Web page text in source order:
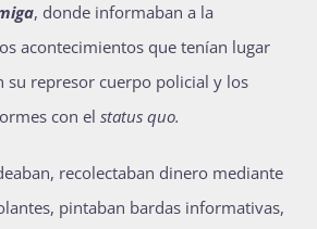
, donde informaban a la
acontecimientos que tenían lugar
su represor cuerpo policial y los
con el status quo.
recolectaban dinero mediante
pintaban bardas informativas,